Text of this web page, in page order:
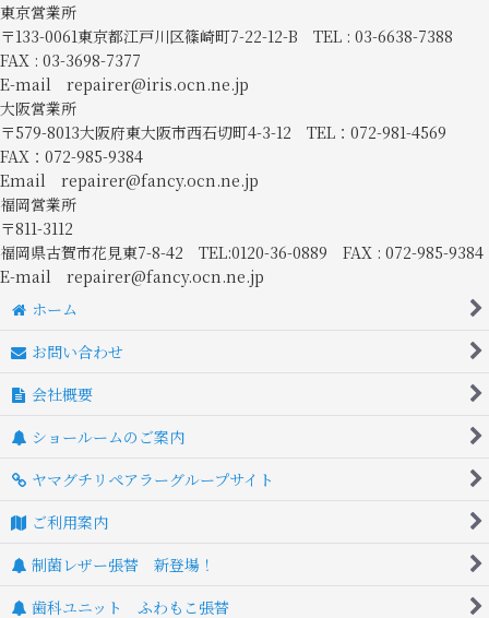
東京営業所
〒133-0061東京都江戸川区篠崎町7-22-12-B TEL : 03-6638-7388
FAX : 03-3698-7377
E-mail repairer@iris.ocn.ne.jp
大阪営業所
〒579-8013大阪府東大阪市西石切町4-3-12 TEL：072-981-4569
FAX：072-985-9384
Email repairer@fancy.ocn.ne.jp
福岡営業所
〒811-3112
福岡県古賀市花見東7-8-42 TEL:0120-36-0889 FAX : 072-985-9384
E-mail repairer@fancy.ocn.ne.jp
ホーム
お問い合わせ
会社概要
ショールームのご案内
ヤマグチリペアラーグループサイト
ご利用案内
制菌レザー張替 新登場！
歯科ユニット ふわもこ張替